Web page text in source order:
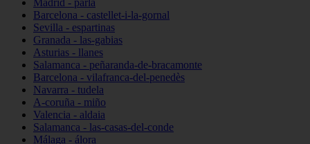
Madrid - parla
Barcelona - castellet-i-la-gornal
Sevilla - espartinas
Granada - las-gabias
Asturias - llanes
Salamanca - peñaranda-de-bracamonte
Barcelona - vilafranca-del-penedès
Navarra - tudela
A-coruña - miño
Valencia - aldaia
Salamanca - las-casas-del-conde
Málaga - álora